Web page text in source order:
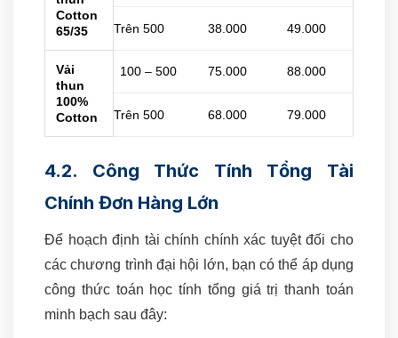
Cotton
65/35
Trên 500 38.000 49.000
Vải
thun
100%
Cotton
100 – 500 75.000 88.000
Trên 500 68.000 79.000
4.2. Công Thức Tính Tổng Tài
Chính Đơn Hàng Lớn
Để hoạch định tài chính chính xác tuyệt đối cho
các chương trình đại hội lớn, bạn có thể áp dụng
công thức toán học tính tổng giá trị thanh toán
minh bạch sau đây: